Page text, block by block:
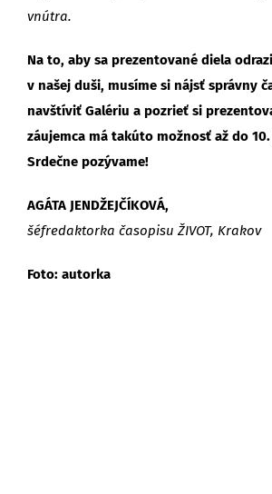
vnútra.
Na to, aby sa prezentované diela
v našej duši, musíme si nájsť správny
navštíviť Galériu a pozrieť si
záujemca má takúto možnosť až do
Srdečne pozývame!
AGÁTA JENDŽEJČÍKOVÁ,
šéfredaktorka časopisu ŽIVOT, Krakov
Foto: autorka